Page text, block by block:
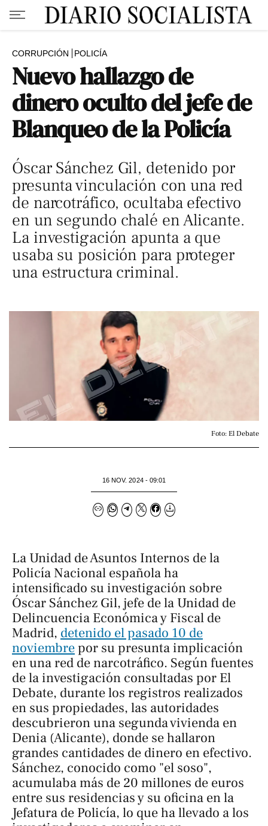
CORRUPCIÓN POLICÍA
Nuevo hallazgo de
dinero oculto del jefe de
Blanqueo de la Policía
Óscar Sánchez Gil, detenido por
presunta vinculación con una red
de narcotráfico, ocultaba efectivo
en un segundo chalé en Alicante.
La investigación apunta a que
usaba su posición para proteger
una estructura criminal.
Foto: El Debate
16 NOV. 2024 - 09:01
La Unidad de Asuntos Internos de la
Policía Nacional española ha
intensificado su investigación sobre
Óscar Sánchez Gil, jefe de la Unidad de
Delincuencia Económica y Fiscal de
Madrid, detenido el pasado 10 de
noviembre por su presunta implicación
en una red de narcotráfico. Según fuentes
de la investigación consultadas por El
Debate, durante los registros realizados
en sus propiedades, las autoridades
descubrieron una segunda vivienda en
Denia (Alicante), donde se hallaron
grandes cantidades de dinero en efectivo.
Sánchez, conocido como "el soso",
acumulaba más de 20 millones de euros
entre sus residencias y su oficina en la
Jefatura de Policía, lo que ha llevado a los